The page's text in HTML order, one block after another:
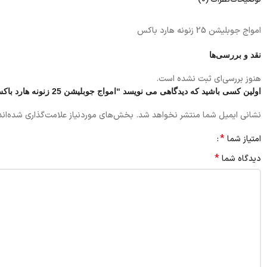
امواج جوبلیشن 25 زنونه هارد باکس
نقد و بررسی‌ها
هنوز بررسی‌ای ثبت نشده است.
اولین کسی باشید که دیدگاهی می نویسد “امواج جوبلیشن 25 زنونه هارد باکس”
نشانی ایمیل شما منتشر نخواهد شد. بخش‌های موردنیاز علامت‌گذاری
امتیاز شما*
دیدگاه شما*